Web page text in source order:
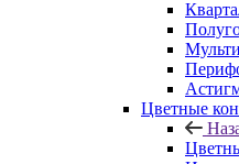
Цветные